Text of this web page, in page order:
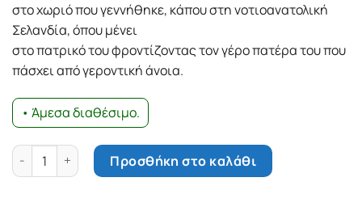
στο χωριό που γεννήθηκε, κάπου στη νοτιοανατολική
Σελανδία, όπου μένει
στο πατρικό του φροντίζοντας τον γέρο πατέρα του που
πάσχει από γεροντική άνοια.
• Άμεσα διαθέσιμο.
Η γη του πάγου ποσότηταΠροσθήκη στο καλάθι